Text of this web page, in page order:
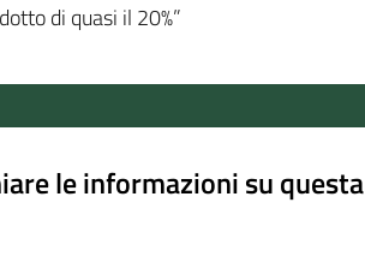
di quasi il 20%”
le informazioni su questa